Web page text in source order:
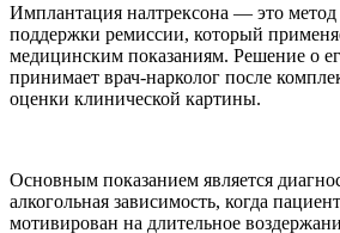
Имплантация налтрексона — это метод
поддержки ремиссии, который
медицинским показаниям. Решение о
принимает врач-нарколог после
оценки клинической картины.
Основным показанием является
алкогольная зависимость, когда
мотивирован на длительное